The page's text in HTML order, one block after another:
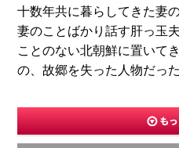
十数年共に暮らしてきた妻
妻のことばかり話す肝っ玉
ことのない北朝鮮に置いて
の、故郷を失った人物だった